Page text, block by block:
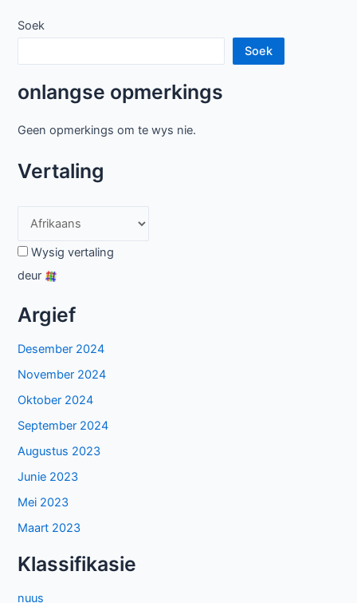
Soek
Soek
onlangse opmerkings
Geen opmerkings om te wys nie.
Vertaling
Wysig vertaling
deur
Argief
Desember 2024
November 2024
Oktober 2024
September 2024
Augustus 2023
Junie 2023
Mei 2023
Maart 2023
Klassifikasie
nuus